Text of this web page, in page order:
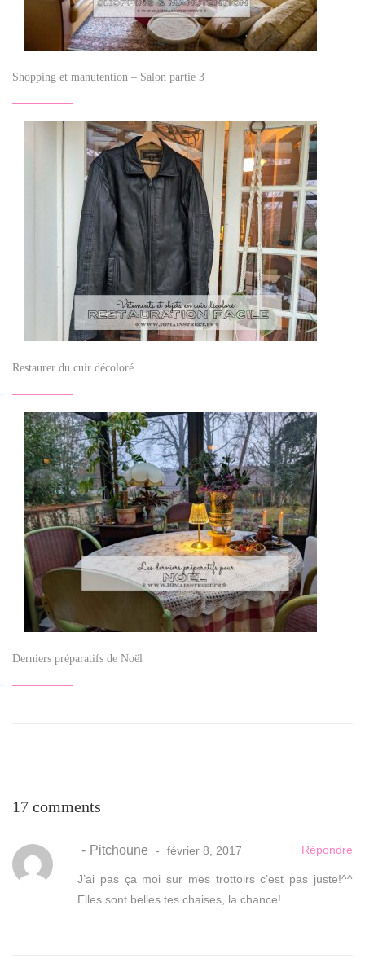
Shopping et manutention – Salon partie 3
Restaurer du cuir décoloré
Derniers préparatifs de Noël
17 comments
Pitchoune février 8, 2017 Répondre
J’ai pas ça moi sur mes trottoirs c’est pas juste!^^
Elles sont belles tes chaises, la chance!